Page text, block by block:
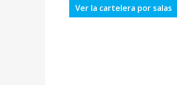
Ver la cartelera por salas